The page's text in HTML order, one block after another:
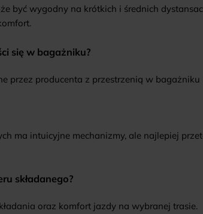
być wygodny na krótkich i średnich
się w bagażniku?
przez producenta z przestrzenią w
ma intuicyjne mechanizmy, ale najlepiej
składanego?
oraz komfort jazdy na wybranej trasie.